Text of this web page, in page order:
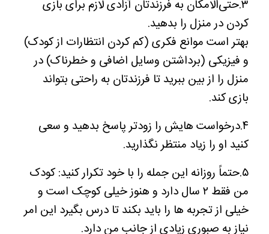
۳.حتی‌الامکان به فرزندتان آزادی لازم برای بازی
کردن در منزل را بدهید.
بهتر است موانع فکری (کم کردن انتظارات از کودک)
و فیزیکی (برداشتن وسایل اضافی و خطرناک) در
منزل را از بین ببرید تا فرزندتان به راحتی بتواند
بازی کند.
۴.درخواست هایش را زودتر پاسخ بدهید و سعی
کنید او را زیاد منتظر نگذارید.
۵.حتماً روزانه این جمله را با خود تکرار کنید: کودک
من فقط ۲ سال دارد و هنوز خیلی کوچک است و
خیلی از تجربه ها را باید بکند تا درس بگیرد این امر
نیاز به صبوری زیادی از جانب من دارد.